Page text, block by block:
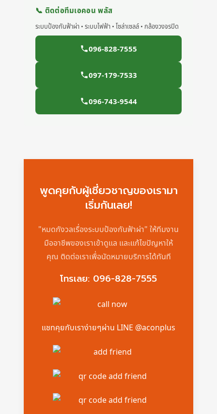
📞 ติดต่อทีมเอคอน พลัส
ระบบป้องกันฟ้าผ่า • ระบบไฟฟ้า • โซล่าเซลล์ • กล้องวงจรปิด
096-828-7555
097-179-7533
096-743-9544
พูดคุยกับผู้เชี่ยวชาญของเรามา
เริ่มกันเลย!
"หมดกังวลเรื่องระบบป้องกันฟ้าผ่า" ให้ทีมงาน
มืออาชีพของเราเข้าดูแล และแก้ไขปัญหาให้
คุณ ติดต่อเราเพื่อนัดหมายบริการได้ทันที
โทรเลย: 096-828-7555
แชทคุยกับเราง่ายๆผ่าน LINE @aconplus